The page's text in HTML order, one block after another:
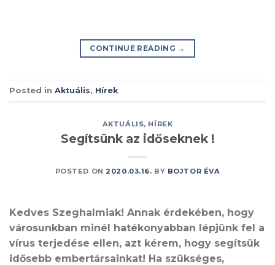
CONTINUE READING →
Posted in Aktuális, Hírek
AKTUÁLIS, HÍREK
Segítsünk az időseknek !
POSTED ON 2020.03.16. BY BOJTOR ÉVA
Kedves Szeghalmiak! Annak érdekében, hogy
városunkban minél hatékonyabban lépjünk fel a
vírus terjedése ellen, azt kérem, hogy segítsük
idősebb embertársainkat! Ha szükséges,